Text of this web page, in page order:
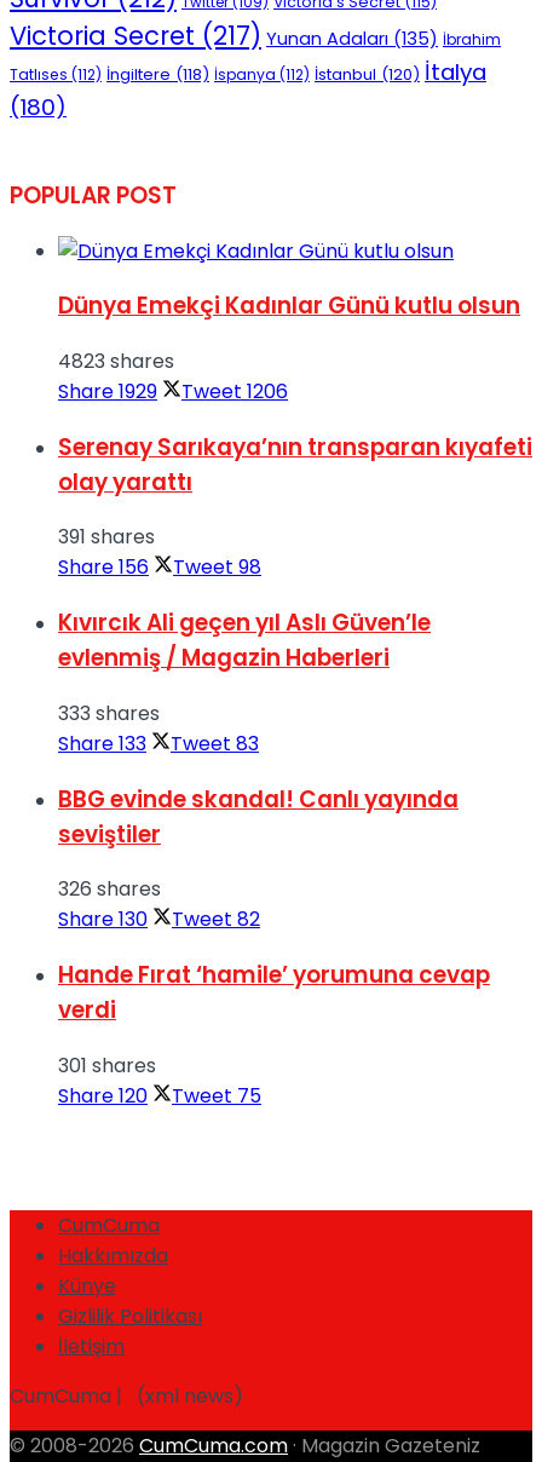
Victoria Secret (217) Yunan Adaları (135) İbrahim
Tatlıses (112) İngiltere (118) İspanya (112) İstanbul (120) İtalya
(180)
POPULAR POST
Dünya Emekçi Kadınlar Günü kutlu olsun
4823 shares
Share1929 Tweet 1206
Serenay Sarıkaya’nın transparan kıyafeti
olay yarattı
391 shares
Share156 Tweet 98
Kıvırcık Ali geçen yıl Aslı Güven’le
evlenmiş / Magazin Haberleri
333 shares
Share133 Tweet 83
BBG evinde skandal! Canlı yayında
seviştiler
326 shares
Share130 Tweet 82
Hande Fırat ‘hamile’ yorumuna cevap
verdi
301 shares
Share120 Tweet 75
CumCuma
Hakkımızda
Künye
Gizlilik Politikası
İletişim
CumCuma | (xml news)
© 2008-2026 CumCuma.com · Magazin Gazeteniz